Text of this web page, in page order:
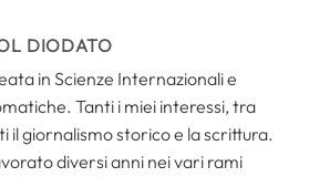
DIODATO
in Scienze Internazionali e
Tanti i miei interessi, tra
il giornalismo storico e la scrittura.
diversi anni nei vari rami